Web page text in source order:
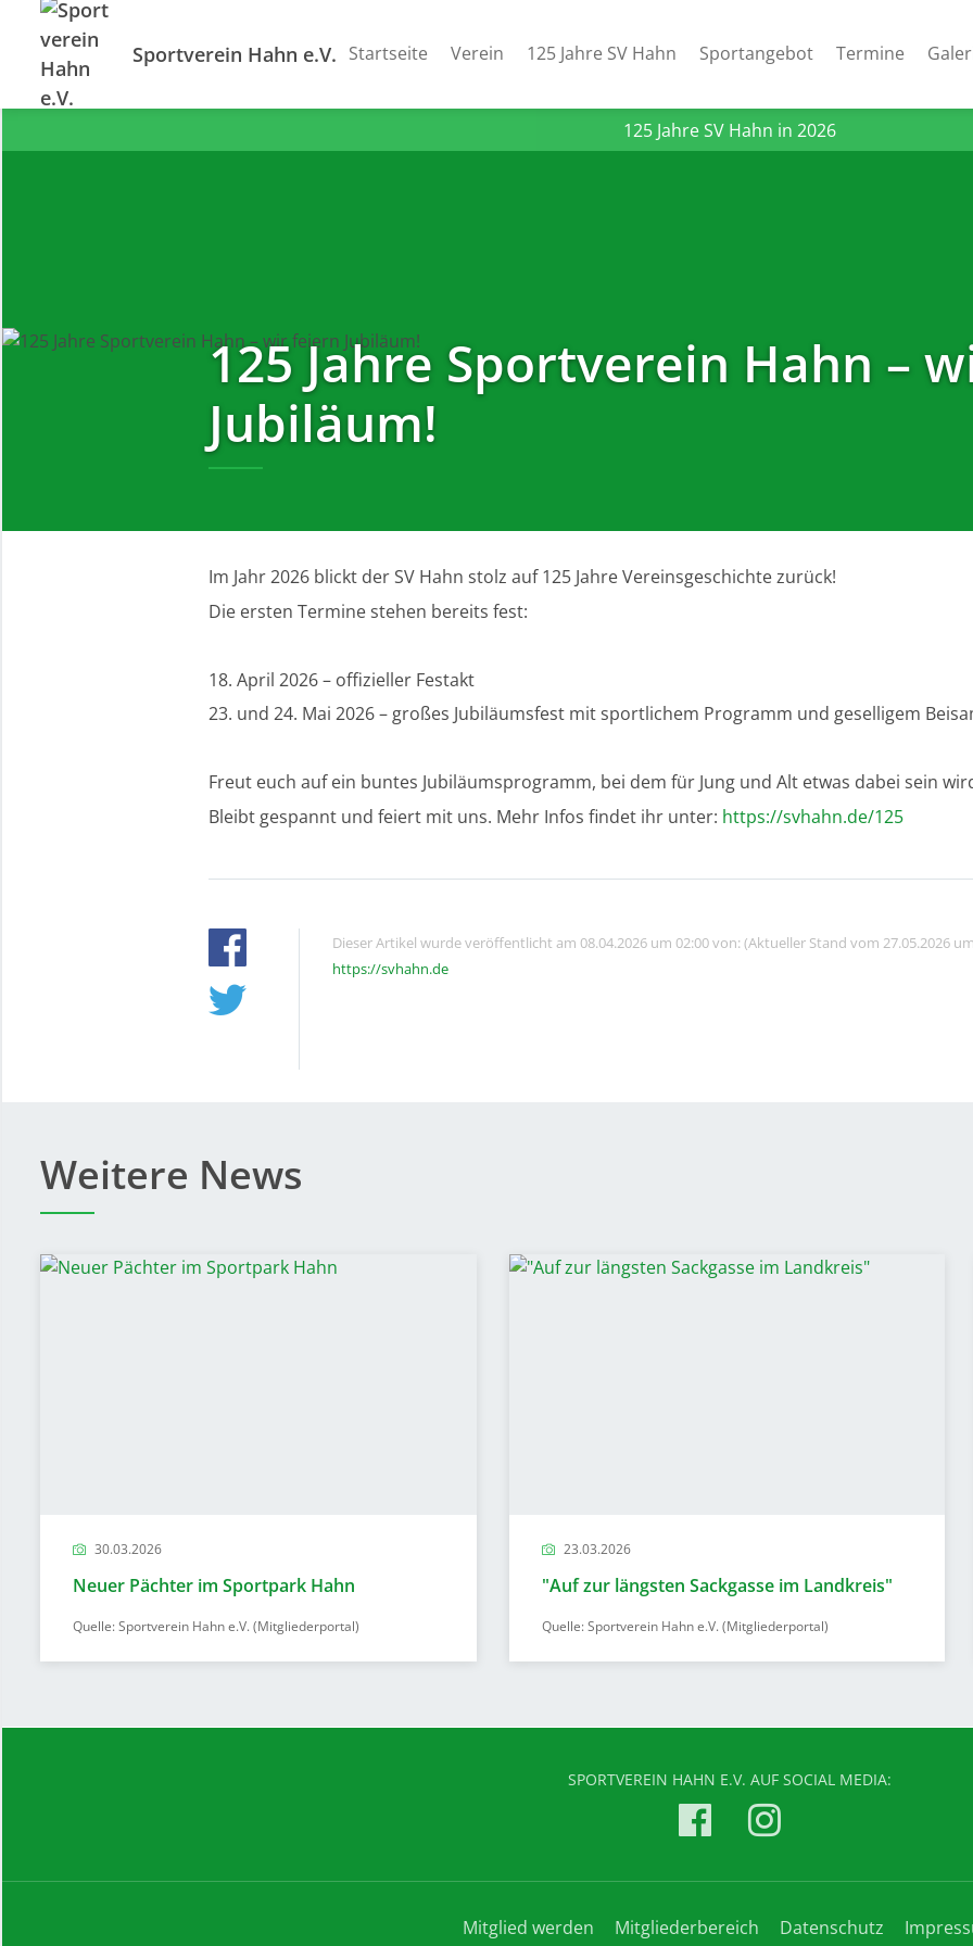
Sportverein Hahn e.V. Startseite Verein 125 Jahre SV Hahn Sportangebot Termine
125 Jahre SV Hahn in 2026
125 Jahre Sportverein Hahn –
Jubiläum!
Im Jahr 2026 blickt der SV Hahn stolz auf 125 Jahre Vereinsgeschichte zurück!
Die ersten Termine stehen bereits fest:
18. April 2026 – offizieller Festakt
23. und 24. Mai 2026 – großes Jubiläumsfest mit sportlichem Programm und geselligem
Freut euch auf ein buntes Jubiläumsprogramm, bei dem für Jung und Alt etwas dabei sein
Bleibt gespannt und feiert mit uns. Mehr Infos findet ihr unter: https://svhahn.de/125
Dieser Artikel wurde veröffentlicht am 08.04.2026 um 02:00 von: (Aktueller Stand vom 27.05.2026
https://svhahn.de
Weitere News
30.03.2026
Neuer Pächter im Sportpark Hahn
Quelle: Sportverein Hahn e.V. (Mitgliederportal)
23.03.2026
"Auf zur längsten Sackgasse im Landkreis"
Quelle: Sportverein Hahn e.V. (Mitgliederportal)
SPORTVEREIN HAHN E.V. AUF SOCIAL MEDIA:
Mitglied werden Mitgliederbereich Datenschutz